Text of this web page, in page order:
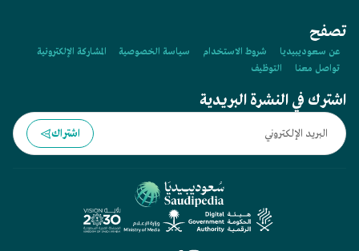
تصفح
عن سعوديبيديا شروط الاستخدام سياسة الخصوصية
المشاركة الإلكترونية
تواصل معنا
التوظيف
اشترك في النشرة البريدية
اشتراك